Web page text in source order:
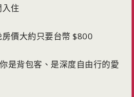
住
價大約只要台幣 $800
是背包客、是深度自由行的愛